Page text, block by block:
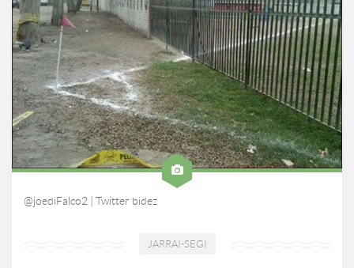
@joediFalco2 | Twitter bidez
JARRAI-SEGI